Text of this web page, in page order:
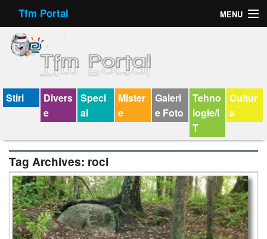
Tfm Portal MENU
Forum
Felicitari animate
Virtual Cards
Jocuri
Horoscop
Wallpaper
V-chat
Stiri
Divers
e
Speci
al
Mister
e
Galeri
e Foto
Tehno
logie/I
T
Cultur
a
Tag Archives: roci